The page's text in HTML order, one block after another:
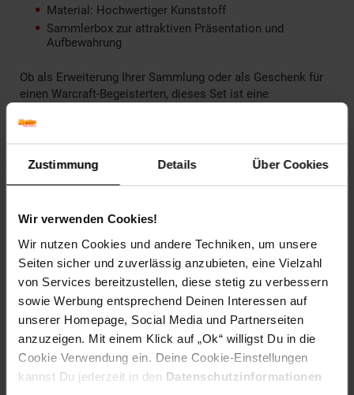
Zustimmung Details Über Cookies
Wir verwenden Cookies!
Wir nutzen Cookies und andere Techniken, um unsere
Seiten sicher und zuverlässig anzubieten, eine Vielzahl
von Services bereitzustellen, diese stetig zu verbessern
sowie Werbung entsprechend Deinen Interessen auf
unserer Homepage, Social Media und Partnerseiten
anzuzeigen. Mit einem Klick auf „Ok“ willigst Du in die
Cookie Verwendung ein. Deine Cookie-Einstellungen
kannst Du jederzeit in den Datenschutzinformationen
Material: Hochwertiger Kunststoff
Sammlerbox zur attraktiven Präsentation und
Aufbewahrung
Ob als Erweiterung Ihrer Sammlung oder als Geschenk für
einen Warcraft-Begeisterten, dieses Set ist eine
Warcraft lebendig macht.
Artikelnummer: 2627755000
EAN: 0039897962573
Gaming-Zubehör
Versandinformationen